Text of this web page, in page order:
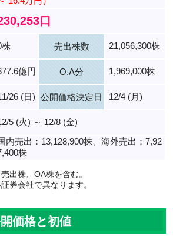
口
株 売出株数 21,056,300株
億円 O.A分 1,969,000株
26 (日) 公開価格決定日 12/4 (月)
5 (火) ～ 12/8 (金)
内売出：13,128,900株、海外売出：7,92
株
出株、OA株を含む。
券会社で異なります。
価格と初値